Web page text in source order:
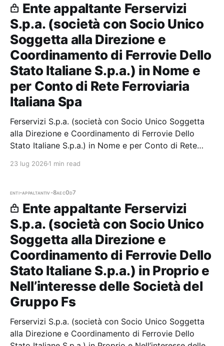
Ente appaltante Ferservizi
S.p.a. (società con Socio Unico
Soggetta alla Direzione e
Coordinamento di Ferrovie Dello
Stato Italiane S.p.a.) in Nome e
per Conto di Rete Ferroviaria
Italiana Spa
Ferservizi S.p.a. (società con Socio Unico Soggetta
alla Direzione e Coordinamento di Ferrovie Dello
Stato Italiane S.p.a.) in Nome e per Conto di Rete
partecipazioni. Il
23 lug 2026 1 min read
enti-appaltantiv-8aec0d7
Ente appaltante Ferservizi
S.p.a. (società con Socio Unico
Soggetta alla Direzione e
Coordinamento di Ferrovie Dello
Stato Italiane S.p.a.) in Proprio e
Nell’interesse delle Società del
Gruppo Fs
Ferservizi S.p.a. (società con Socio Unico Soggetta
alla Direzione e Coordinamento di Ferrovie Dello